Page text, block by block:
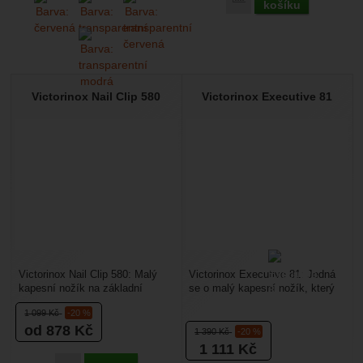
košíku
Victorinox Nail Clip 580
1 099Kč -20 %
od 878 Kč
Victorinox Nail Clip 580: Malý
kapesní nožík na základní
manikúru. Díky jeho kompaktním
rozměrům se vám...
Victorinox Executive 81
1 390Kč -20 %
1 111 Kč
Victorinox Executive 81: Jedná
se o malý kapesní nožík, který